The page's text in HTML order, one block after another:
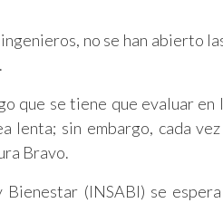
no se han abierto
que se tiene que evaluar en
lenta; sin embargo, cada vez
Bravo.
(INSABI) se